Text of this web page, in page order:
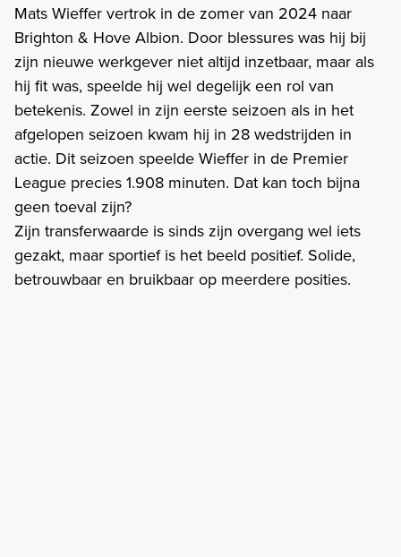
Mats Wieffer vertrok in de zomer van 2024 naar
Brighton & Hove Albion. Door blessures was hij bij
zijn nieuwe werkgever niet altijd inzetbaar, maar als
hij fit was, speelde hij wel degelijk een rol van
betekenis. Zowel in zijn eerste seizoen als in het
afgelopen seizoen kwam hij in 28 wedstrijden in
actie. Dit seizoen speelde Wieffer in de Premier
League precies 1.908 minuten. Dat kan toch bijna
geen toeval zijn?
Zijn transferwaarde is sinds zijn overgang wel iets
gezakt, maar sportief is het beeld positief. Solide,
betrouwbaar en bruikbaar op meerdere posities.